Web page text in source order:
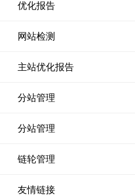
优化报告
网站检测
主站优化报告
分站管理
分站管理
链轮管理
友情链接